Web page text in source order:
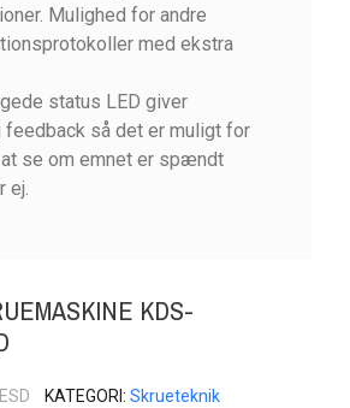
Mulighed for andre
med ekstra
status LED giver
så det er muligt for
se om emnet er spændt
ej.
KDS-
KATEGORI Skrueteknik